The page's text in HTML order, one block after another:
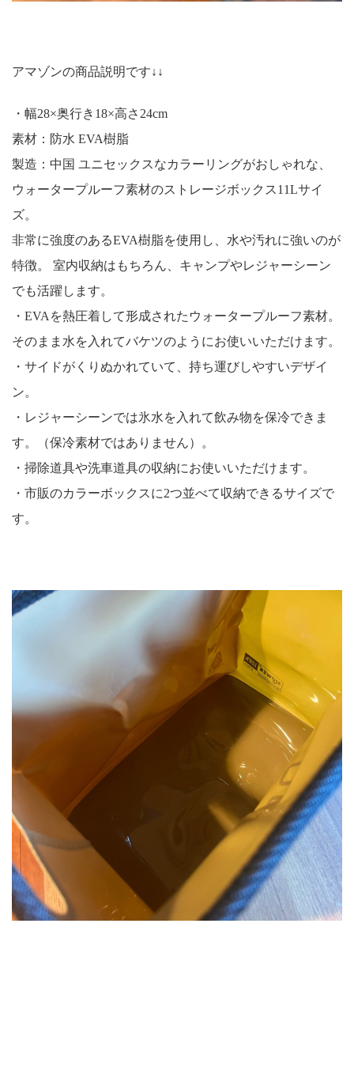
アマゾンの商品説明です↓↓
・幅28×奥行き18×高さ24cm
素材：防水 EVA樹脂
製造：中国 ユニセックスなカラーリングがおしゃれな、
ウォータープルーフ素材のストレージボックス11Lサイ
ズ。
非常に強度のあるEVA樹脂を使用し、水や汚れに強いのが
特徴。 室内収納はもちろん、キャンプやレジャーシーン
でも活躍します。
・EVAを熱圧着して形成されたウォータープルーフ素材。
そのまま水を入れてバケツのようにお使いいただけます。
・サイドがくりぬかれていて、持ち運びしやすいデザイ
ン。
・レジャーシーンでは氷水を入れて飲み物を保冷できま
す。（保冷素材ではありません）。
・掃除道具や洗車道具の収納にお使いいただけます。
・市販のカラーボックスに2つ並べて収納できるサイズで
す。